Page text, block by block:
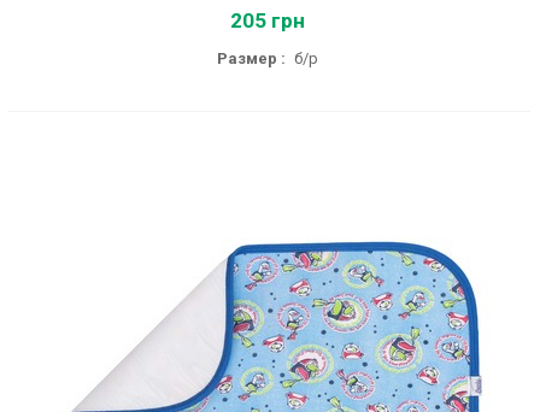
205 грн
Размер : б/р